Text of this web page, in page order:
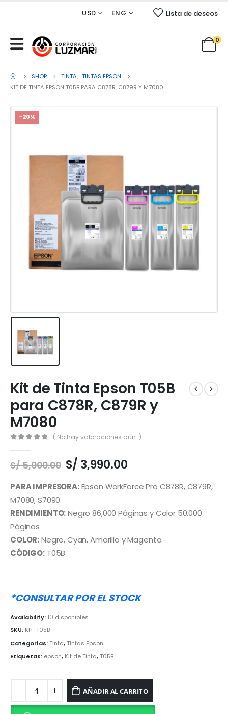
USD ENG Lista de deseos
0
SHOP TINTA, TINTAS EPSON
KIT DE TINTA EPSON T05B PARA C878R, C879R Y M7080
-20%
Kit de Tinta Epson T05B
para C878R, C879R y
M7080
( No hay valoraciones aún. )
S/5,000.00 El
precio
original
S/ 5,000.00.
S/ 3,990.00El
actual
S/ 3,990.00.
PARA IMPRESORA:Epson WorkForce Pro C878R, C879R,
M7080, S7090.
RENDIMIENTO:Negro 86,000 Páginas y Color 50,000
Páginas
COLOR:Negro, Cyan, Amarillo y Magenta
CÓDIGO:T05B
*CONSULTAR POR EL STOCK
Availability: 10 disponibles
SKU: KIT-T05B
Categorías:Tinta,Tintas Epson
Etiquetas: epson, Kit de Tinta,T05B
AÑADIR AL CARRITO